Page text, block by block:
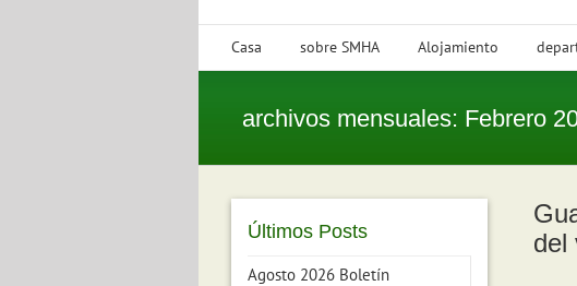
Casa sobre SMHA Alojamiento
archivos mensuales: Febrero
del
Últimos Posts
Agosto 2026 Boletín